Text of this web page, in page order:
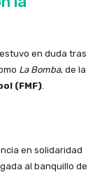
estuvo en duda tras
La Bomba, de la
(FMF).
en solidaridad
al banquillo de